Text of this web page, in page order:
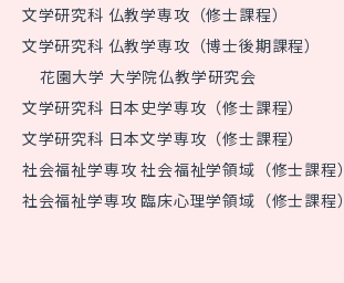
文学研究科 仏教学専攻（修士課程）
文学研究科 仏教学専攻（博士後期課程）
花園大学 大学院仏教学研究会
文学研究科 日本史学専攻（修士課程）
文学研究科 日本文学専攻（修士課程）
社会福祉学専攻 社会福祉学領域（修士課程）
社会福祉学専攻 臨床心理学領域（修士課程）